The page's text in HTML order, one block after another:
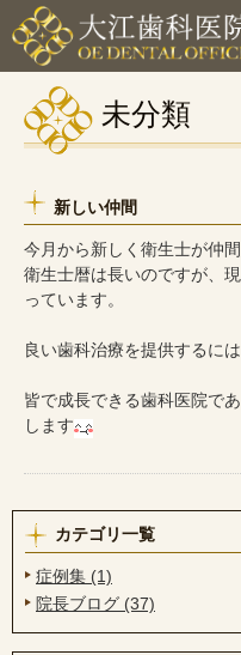
未分類
新しい仲間
今月から新しく衛生士が仲間
衛生士暦は長いのですが、
っています。
良い歯科治療を提供するに
皆で成長できる歯科医院で
します
カテゴリ一覧
症例集 (1)
院長ブログ (37)